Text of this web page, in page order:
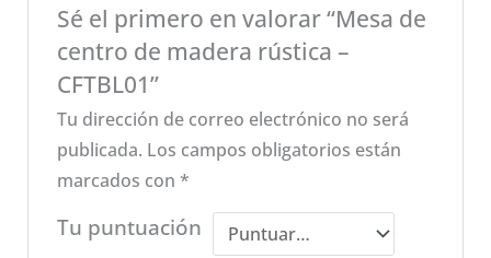
Sé el primero en valorar “Mesa de
centro de madera rústica –
CFTBL01”
Tu dirección de correo electrónico no será
publicada. Los campos obligatorios están
marcados con *
Tu puntuación